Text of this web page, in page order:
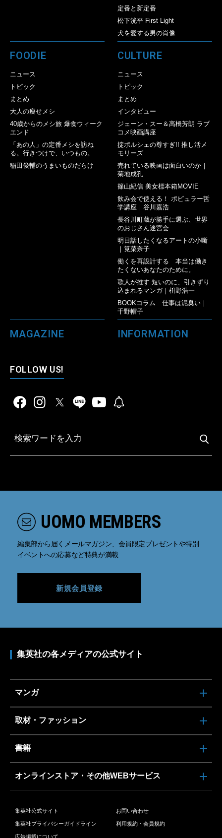
定番と新定番
松下洸平 First Light
犬を愛する男の肖像
FOODIE
ニュース
トピック
まとめ
大人の痩せメシ
40歳からのメシ旅 爆食ウィーク
エンド
「あの人」の定番メシを訪ね
る。行きつけで、いつもの。
稲田俊輔のうまいものだらけ
CULTURE
ニュース
トピック
まとめ
インタビュー
ジェーン・スー＆高橋芳朗 ラブ
コメ映画講座
掟ポルシェの尊すぎ!! 推し活メ
モリーズ
売れている映画は面白いのか｜
菊地成孔
篠山紀信 美女標本箱MOVIE
飲み会で使える！ ポピュラー哲
学講座｜谷川嘉浩
長谷川町蔵が勝手に選ぶ、世界
のおじさん迷宮会
明日話したくなるアートの小噺
｜筧菜奈子
働くを再設計する 本当は働き
たくないあなたのために。
歌人が推す 短いのに、引きずり
込まれるマンガ｜枡野浩一
BOOKコラム 仕事は泥臭い｜
千野帽子
MAGAZINE INFORMATION
FOLLOW US!
UOMO MEMBERS
編集部から届くメールマガジン、会員限定プレゼントや特別
イベントへの応募など特典が満載
新規会員登録
集英社の各メディアの公式サイト
マンガ
取材・ファッション
書籍
オンラインストア・その他WEBサービス
集英社公式サイト お問い合わせ
集英社プライバシーガイドライン 利用規約・会員規約
広告掲載について